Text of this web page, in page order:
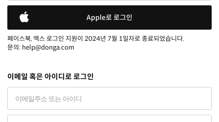
Apple로 로그인
페이스북, 엑스 로그인 지원이 2024년 7월 1일자로 종료되었습니다.
문의: help@donga.com
이메일 혹은 아이디로 로그인